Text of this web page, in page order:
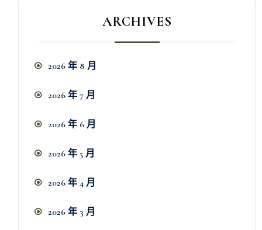
ARCHIVES
2026 年 8 月
2026 年 7 月
2026 年 6 月
2026 年 5 月
2026 年 4 月
2026 年 3 月